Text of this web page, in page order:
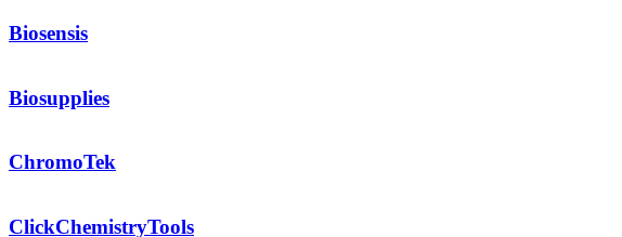
Biosensis
Biosupplies
ChromoTek
ClickChemistryTools